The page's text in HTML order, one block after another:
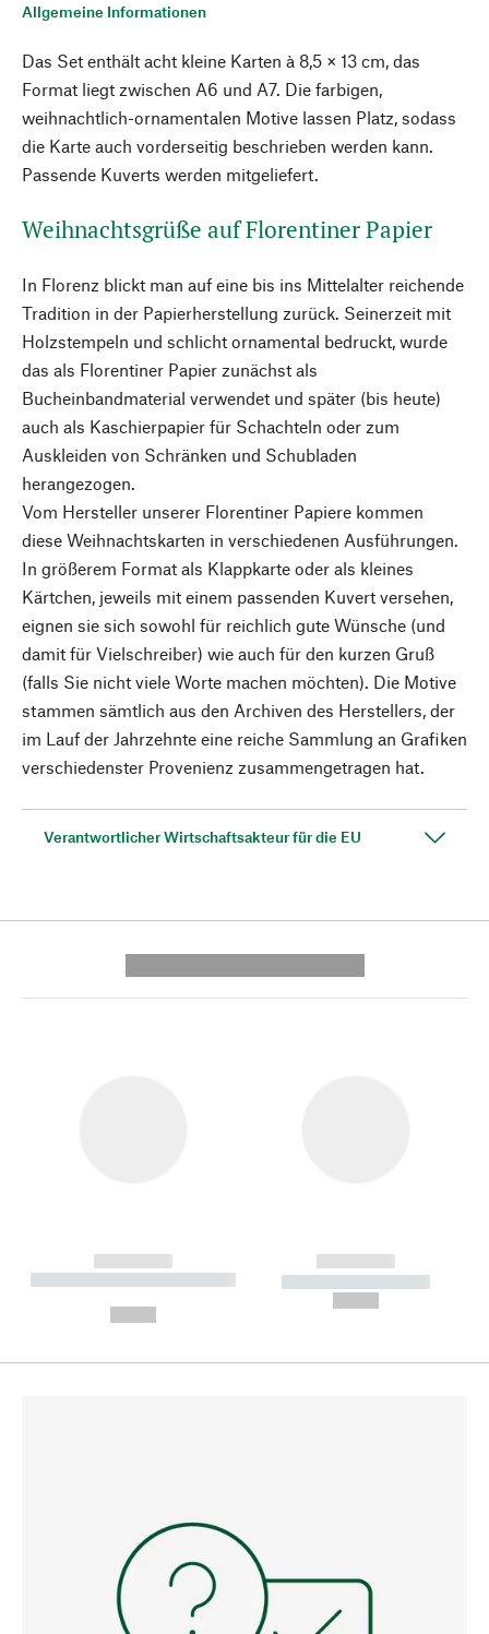
Allgemeine Informationen
Das Set enthält acht kleine Karten à 8,5 × 13 cm, das
Format liegt zwischen A6 und A7. Die farbigen,
weihnachtlich-ornamentalen Motive lassen Platz, sodass
die Karte auch vorderseitig beschrieben werden kann.
Passende Kuverts werden mitgeliefert.
Weihnachtsgrüße auf Florentiner Papier
In Florenz blickt man auf eine bis ins Mittelalter reichende
Tradition in der Papierherstellung zurück. Seinerzeit mit
Holzstempeln und schlicht ornamental bedruckt, wurde
das als Florentiner Papier zunächst als
Bucheinbandmaterial verwendet und später (bis heute)
auch als Kaschierpapier für Schachteln oder zum
Auskleiden von Schränken und Schubladen
herangezogen.
Vom Hersteller unserer Florentiner Papiere kommen
diese Weihnachtskarten in verschiedenen Ausführungen.
In größerem Format als Klappkarte oder als kleines
Kärtchen, jeweils mit einem passenden Kuvert versehen,
eignen sie sich sowohl für reichlich gute Wünsche (und
damit für Vielschreiber) wie auch für den kurzen Gruß
(falls Sie nicht viele Worte machen möchten). Die Motive
stammen sämtlich aus den Archiven des Herstellers, der
im Lauf der Jahrzehnte eine reiche Sammlung an Grafiken
verschiedenster Provenienz zusammengetragen hat.
Verantwortlicher Wirtschaftsakteur für die EU
------------
----------- ----------- --------
------------
----------- -----------